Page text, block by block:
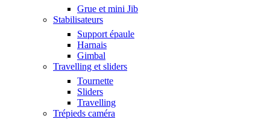
Grue et mini Jib
Stabilisateurs
Support épaule
Harnais
Gimbal
Travelling et sliders
Tournette
Sliders
Travelling
Trépieds caméra